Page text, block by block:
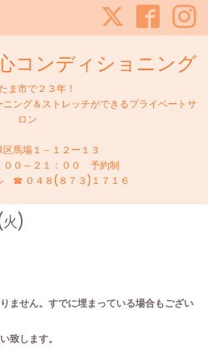
コンディショニング
ま市で２３年！
ング＆ストレッチができるプライベートサ
ロン
区馬場１－１２ー１３
０～２１：００ 予約制
☎ ０４８(８７３)１７１６
)
ません。すでに埋まっている場合もござい
致します。